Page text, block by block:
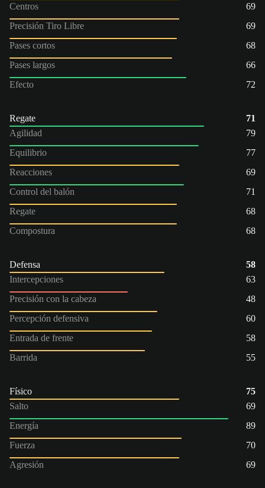
Centros
69
Precisión Tiro Libre
69
Pases cortos
68
Pases largos
66
Efecto
72
Regate
71
Agilidad
79
Equilibrio
77
Reacciones
69
Control del balón
71
Regate
68
Compostura
68
Defensa
58
Intercepciones
63
Precisión con la cabeza
48
Percepción defensiva
60
Entrada de frente
58
Barrida
55
Físico
75
Salto
69
Energía
89
Fuerza
70
Agresión
69